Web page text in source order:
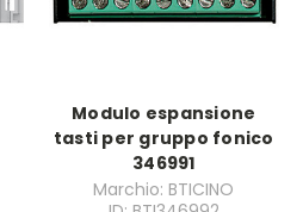
Modulo espansione
tasti per gruppo fonico
346991
Marchio: BTICINO